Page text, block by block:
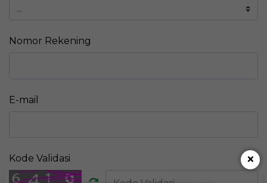
×
Nomor Rekening
E-mail
Kode Validasi